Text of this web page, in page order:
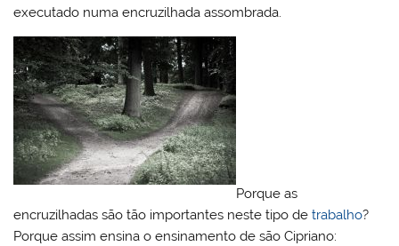
executado numa encruzilhada assombrada.
Porque as
encruzilhadas são tão importantes neste tipo detrabalho?
Porque assim ensina o ensinamento de são Cipriano: